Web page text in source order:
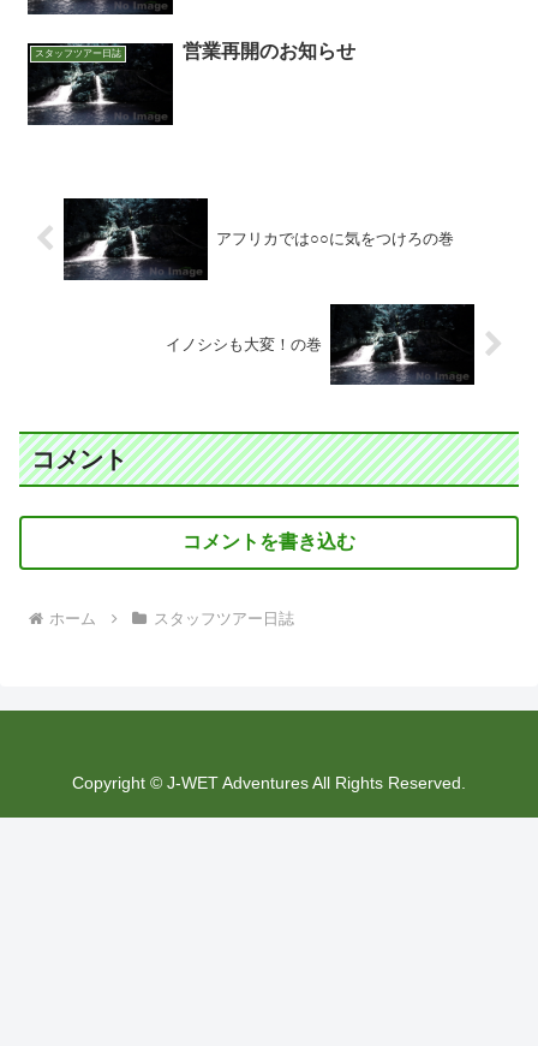
スタッフツアー日誌 営業再開のお知らせ
アフリカでは○○に気をつけろの巻
イノシシも大変！の巻
コメント
コメントを書き込む
ホーム スタッフツアー日誌
Copyright © J-WET Adventures All Rights Reserved.